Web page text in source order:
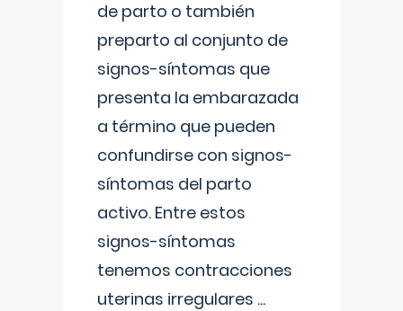
de parto o también
preparto al conjunto de
signos-síntomas que
presenta la embarazada
a término que pueden
confundirse con signos-
síntomas del parto
activo. Entre estos
signos-síntomas
tenemos contracciones
uterinas irregulares ...